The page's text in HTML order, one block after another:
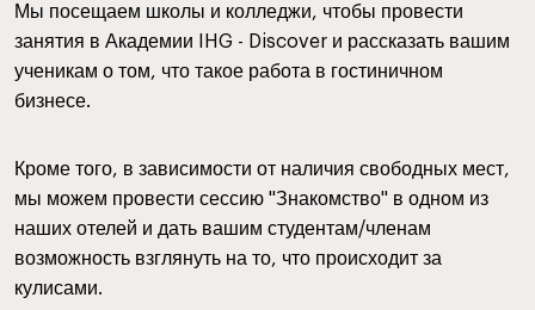
Мы посещаем школы и колледжи, чтобы провести
занятия в Академии IHG - Discover и рассказать вашим
ученикам о том, что такое работа в гостиничном
бизнесе.
Кроме того, в зависимости от наличия свободных мест,
мы можем провести сессию "Знакомство" в одном из
наших отелей и дать вашим студентам/членам
возможность взглянуть на то, что происходит за
кулисами.